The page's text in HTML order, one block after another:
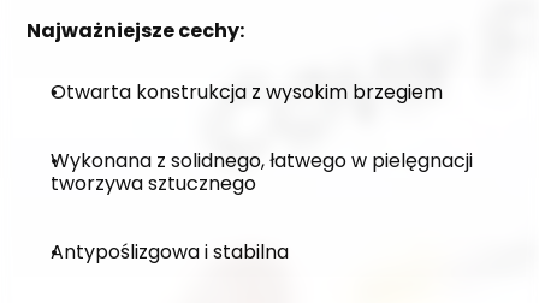
Najważniejsze cechy:
Otwarta konstrukcja z wysokim brzegiem
Wykonana z solidnego, łatwego w pielęgnacji
tworzywa sztucznego
Antypoślizgowa i stabilna